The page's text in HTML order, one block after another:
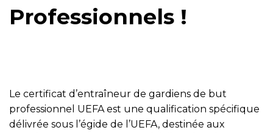
Professionnels !
Le certificat d’entraîneur de gardiens de but
professionnel UEFA est une qualification spécifique
délivrée sous l’égide de l’UEFA, destinée aux